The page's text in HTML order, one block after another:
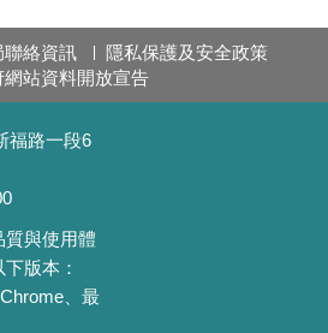
聯絡資訊
隱私保護及安全政策
網站資料開放宣告
福路一段6
質與使用體
版本：
、最